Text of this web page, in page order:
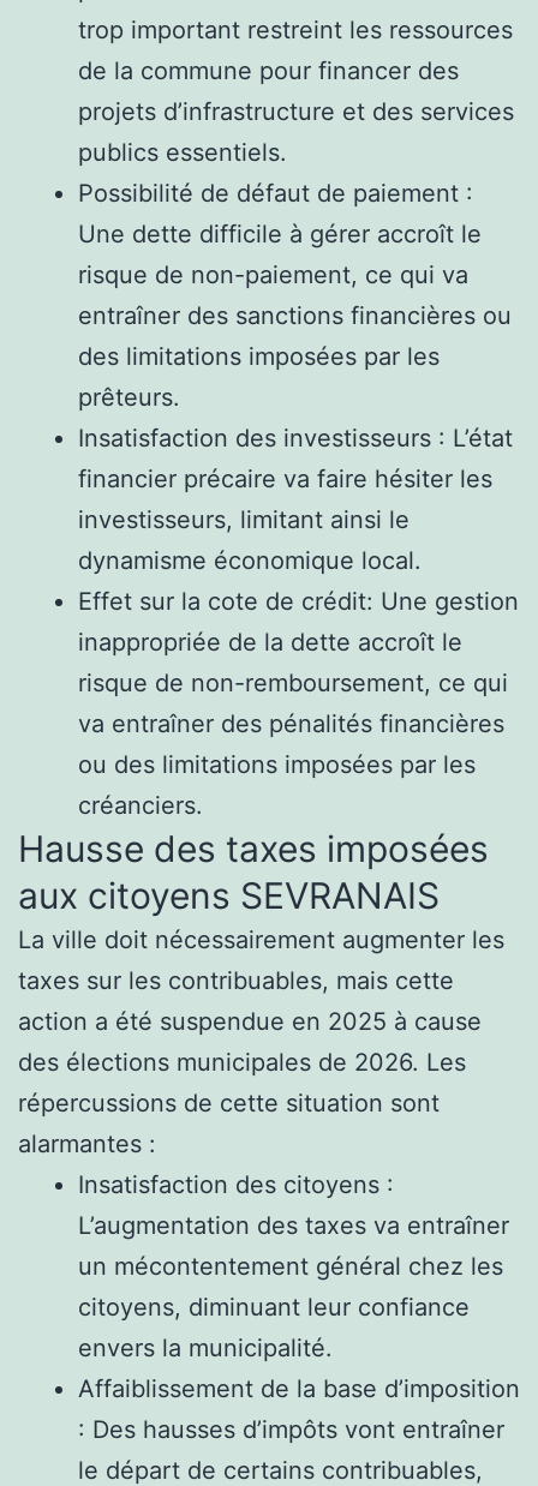
trop important restreint les ressources
de la commune pour financer des
projets d’infrastructure et des services
publics essentiels.
Possibilité de défaut de paiement :
Une dette difficile à gérer accroît le
risque de non-paiement, ce qui va
entraîner des sanctions financières ou
des limitations imposées par les
prêteurs.
Insatisfaction des investisseurs : L’état
financier précaire va faire hésiter les
investisseurs, limitant ainsi le
dynamisme économique local.
Effet sur la cote de crédit: Une gestion
inappropriée de la dette accroît le
risque de non-remboursement, ce qui
va entraîner des pénalités financières
ou des limitations imposées par les
créanciers.
Hausse des taxes imposées
aux citoyens SEVRANAIS
La ville doit nécessairement augmenter les
taxes sur les contribuables, mais cette
action a été suspendue en 2025 à cause
des élections municipales de 2026. Les
répercussions de cette situation sont
alarmantes :
Insatisfaction des citoyens :
L’augmentation des taxes va entraîner
un mécontentement général chez les
citoyens, diminuant leur confiance
envers la municipalité.
Affaiblissement de la base d’imposition
: Des hausses d’impôts vont entraîner
le départ de certains contribuables,